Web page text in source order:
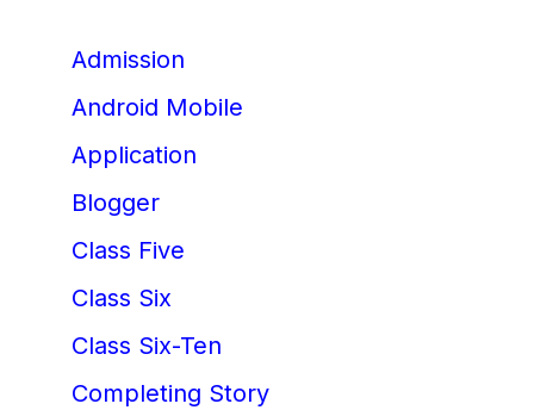
Admission
Android Mobile
Application
Blogger
Class Five
Class Six
Class Six-Ten
Completing Story